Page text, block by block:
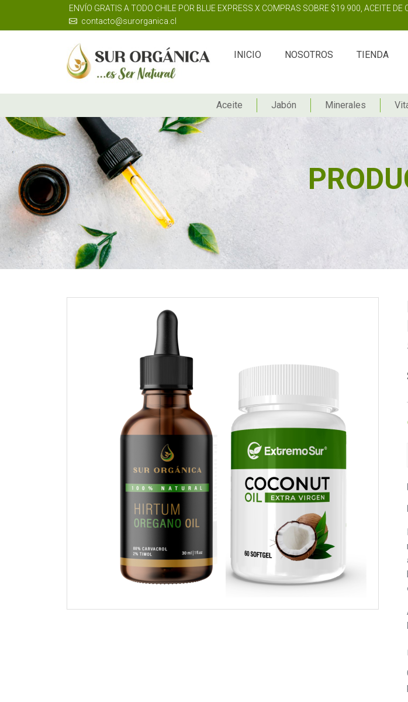
ENVÍO GRATIS A TODO CHILE POR BLUE EXPRESS X COMPRAS SOBRE $19.900, ACEITE
contacto@surorganica.cl
INICIO NOSOTROS TIENDA
Aceite Jabón Minerales